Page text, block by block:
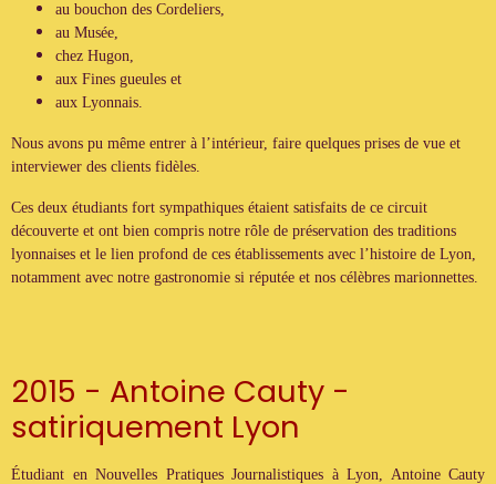
au bouchon des Cordeliers,
au Musée,
chez Hugon,
aux Fines gueules et
aux Lyonnais.
Nous avons pu même entrer à l’intérieur, faire quelques prises de vue et
interviewer des clients fidèles.
Ces deux étudiants fort sympathiques étaient satisfaits de ce circuit
découverte et ont bien compris notre rôle de préservation des traditions
lyonnaises et le lien profond de ces établissements avec l’histoire de Lyon,
notamment avec notre gastronomie si réputée et nos célèbres marionnettes.
2015 - Antoine Cauty -
satiriquement Lyon
Étudiant en Nouvelles Pratiques Journalistiques à Lyon, Antoine Cauty